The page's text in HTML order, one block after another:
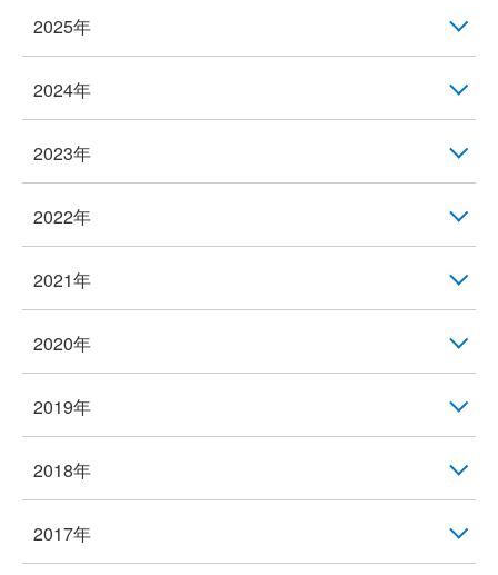
2025年
2024年
2023年
2022年
2021年
2020年
2019年
2018年
2017年